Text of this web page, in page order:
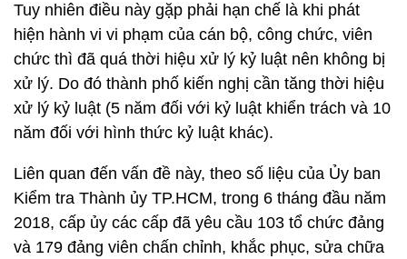
Tuy nhiên điều này gặp phải hạn chế là khi phát
hiện hành vi vi phạm của cán bộ, công chức, viên
chức thì đã quá thời hiệu xử lý kỷ luật nên không bị
xử lý. Do đó thành phố kiến nghị cần tăng thời hiệu
xử lý kỷ luật (5 năm đối với kỷ luật khiển trách và 10
năm đối với hình thức kỷ luật khác).
Liên quan đến vấn đề này, theo số liệu của Ủy ban
Kiểm tra Thành ủy TP.HCM, trong 6 tháng đầu năm
2018, cấp ủy các cấp đã yêu cầu 103 tổ chức đảng
và 179 đảng viên chấn chỉnh, khắc phục, sửa chữa